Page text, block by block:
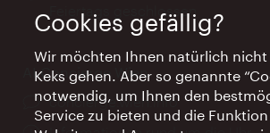
Feiertags geschlossen
AI Concierge Wien
Ort:
concierge.wien.info
Cookies gefällig?
Wir möchten Ihnen natürlich nicht
Keks gehen. Aber so genannte
notwendig, um Ihnen den
Service zu bieten und die